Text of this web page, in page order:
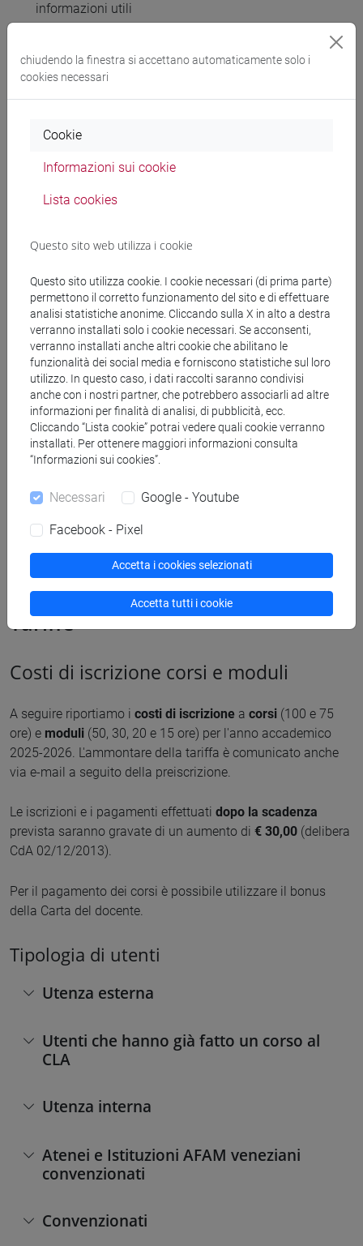
informazioni utili
clicca sull'icona della borsa in alto a destra
clicca su "procedi con la prenotazione"
segui le istruzioni e procedi al pagamento su
Richiesta di rimborso
Scopri le linee guida del nuovo gestionale
U-Gov CLA
U-Gov CLA - Guida all'area corsi 3.43 M
Tariffe
Costi di iscrizione corsi e moduli
A seguire riportiamo i costi di iscrizione a corsi (100 e 75
ore) e moduli (50, 30, 20 e 15 ore) per l'anno accademico
2025-2026. L'ammontare della tariffa è comunicato anche
via e-mail a seguito della preiscrizione.
Le iscrizioni e i pagamenti effettuati dopo la scadenza
prevista saranno gravate di un aumento di € 30,00 (delibera
CdA 02/12/2013).
Per il pagamento dei corsi è possibile utilizzare il bonus
della Carta del docente.
Tipologia di utenti
Utenza esterna
Utenti che hanno già fatto un corso al
CLA
Utenza interna
Atenei e Istituzioni AFAM veneziani
convenzionati
Convenzionati
chiudendo la finestra si accettano automaticamente solo i
cookies necessari
Cookie
Informazioni sui cookie
Lista cookies
Questo sito web utilizza i cookie
Questo sito utilizza cookie. I cookie necessari (di prima parte)
permettono il corretto funzionamento del sito e di effettuare
analisi statistiche anonime. Cliccando sulla X in alto a destra
verranno installati solo i cookie necessari. Se acconsenti,
verranno installati anche altri cookie che abilitano le
funzionalità dei social media e forniscono statistiche sul loro
utilizzo. In questo caso, i dati raccolti saranno condivisi
anche con i nostri partner, che potrebbero associarli ad altre
informazioni per finalità di analisi, di pubblicità, ecc.
Cliccando “Lista cookie” potrai vedere quali cookie verranno
installati. Per ottenere maggiori informazioni consulta
“Informazioni sui cookies”.
Necessari Google - Youtube
Facebook - Pixel
Accetta i cookies selezionati
Accetta tutti i cookie